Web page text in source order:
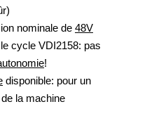
nominale de 48V
cycle VDI2158: pas
!
disponible: pour un
la machine